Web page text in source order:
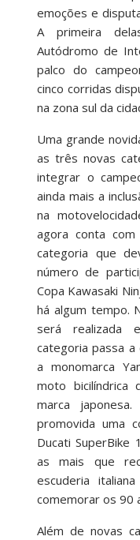
emoções e
A primeira
Autódromo de
palco do
cinco corridas
na zona sul da
Uma grande
as três novas
integrar o
ainda mais a
na
agora conta
categoria que
número de
Copa Kawasaki
há algum tempo.
será realizada
categoria passa a
a monomarca
moto bicilíndrica
marca
promovida uma
Ducati SuperBike
as mais que
escuderia
comemorar os 90
Além de novas